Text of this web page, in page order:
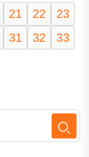
21 22
23
31 32
33